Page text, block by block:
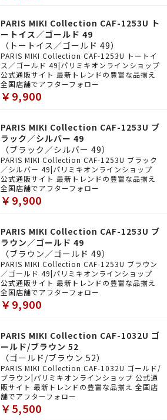
PARIS MIKI Collection CAF-1253U ト
ートイス／ゴールド 49
（トートイス／ゴールド 49）
PARIS MIKI Collection CAF-1253U トートイ
ス／ゴールド 49|パリミキオンラインショップ
公式通販サイト 最新トレンドの豊富な品揃え
全国店舗でアフターフォロー
￥9,900
PARIS MIKI Collection CAF-1253U ブ
ラック／シルバー 49
（ブラック／シルバー 49）
PARIS MIKI Collection CAF-1253U ブラック
／シルバー 49|パリミキオンラインショップ
公式通販サイト 最新トレンドの豊富な品揃え
全国店舗でアフターフォロー
￥9,900
PARIS MIKI Collection CAF-1253U ブ
ラウン／ゴールド 49
（ブラウン／ゴールド 49）
PARIS MIKI Collection CAF-1253U ブラウン
／ゴールド 49|パリミキオンラインショップ
公式通販サイト 最新トレンドの豊富な品揃え
全国店舗でアフターフォロー
￥9,900
PARIS MIKI Collection CAF-1032U ゴ
ールド/ブラウン 52
（ゴールド/ブラウン 52）
PARIS MIKI Collection CAF-1032U ゴールド/
ブラウン|パリミキオンラインショップ 公式通
販サイト 最新トレンドの豊富な品揃え 全国店
舗でアフターフォロー
￥5,500